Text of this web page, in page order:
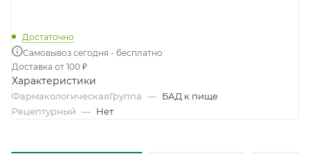
Достаточно
Самовывоз сегодня - бесплатно
Доставка от 100 ₽
Характеристики
ФармакологическаяГруппа — БАД к пище
Рецептурный — Нет